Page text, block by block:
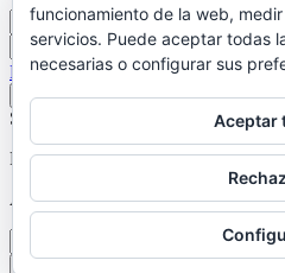
Forget password? Remember me
Sign in
Recover your password.
A password will be e-mailed to you.
funcionamiento de la web,
servicios. Puede aceptar todas
necesarias o configurar sus
Aceptar